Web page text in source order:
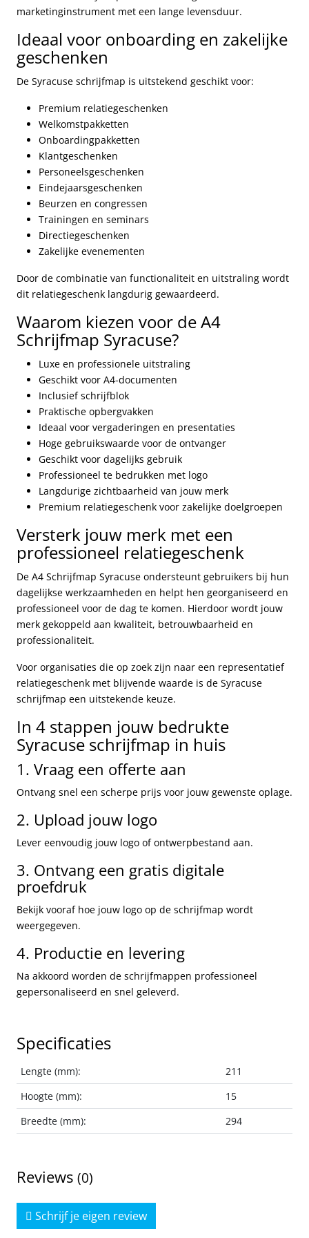
marketinginstrument met een lange levensduur.
Ideaal voor onboarding en zakelijke
geschenken
De Syracuse schrijfmap is uitstekend geschikt voor:
Premium relatiegeschenken
Welkomstpakketten
Onboardingpakketten
Klantgeschenken
Personeelsgeschenken
Eindejaarsgeschenken
Beurzen en congressen
Trainingen en seminars
Directiegeschenken
Zakelijke evenementen
Door de combinatie van functionaliteit en uitstraling wordt
dit relatiegeschenk langdurig gewaardeerd.
Waarom kiezen voor de A4
Schrijfmap Syracuse?
Luxe en professionele uitstraling
Geschikt voor A4-documenten
Inclusief schrijfblok
Praktische opbergvakken
Ideaal voor vergaderingen en presentaties
Hoge gebruikswaarde voor de ontvanger
Geschikt voor dagelijks gebruik
Professioneel te bedrukken met logo
Langdurige zichtbaarheid van jouw merk
Premium relatiegeschenk voor zakelijke doelgroepen
Versterk jouw merk met een
professioneel relatiegeschenk
De A4 Schrijfmap Syracuse ondersteunt gebruikers bij hun
dagelijkse werkzaamheden en helpt hen georganiseerd en
professioneel voor de dag te komen. Hierdoor wordt jouw
merk gekoppeld aan kwaliteit, betrouwbaarheid en
professionaliteit.
Voor organisaties die op zoek zijn naar een representatief
relatiegeschenk met blijvende waarde is de Syracuse
schrijfmap een uitstekende keuze.
In 4 stappen jouw bedrukte
Syracuse schrijfmap in huis
1. Vraag een offerte aan
Ontvang snel een scherpe prijs voor jouw gewenste oplage.
2. Upload jouw logo
Lever eenvoudig jouw logo of ontwerpbestand aan.
3. Ontvang een gratis digitale
proefdruk
Bekijk vooraf hoe jouw logo op de schrijfmap wordt
weergegeven.
4. Productie en levering
Na akkoord worden de schrijfmappen professioneel
gepersonaliseerd en snel geleverd.
Specificaties
Lengte (mm):
211
Hoogte (mm):
15
Breedte (mm):
294
Reviews (0)
Schrijf je eigen review